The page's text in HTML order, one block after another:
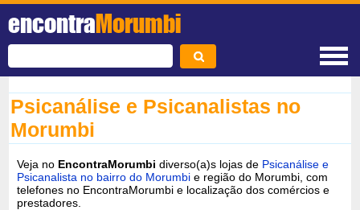
encontraMorumbi
Psicanálise e Psicanalistas no
Morumbi
Veja no EncontraMorumbi diverso(a)s lojas de Psicanálise e
Psicanalista no bairro do Morumbi e região do Morumbi, com
telefones no EncontraMorumbi e localização dos comércios e
prestadores.